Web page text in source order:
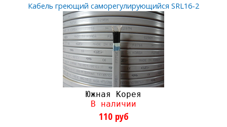
Кабель греющий саморегулирующийся SRL16-2
Южная Корея
В наличии
110 руб